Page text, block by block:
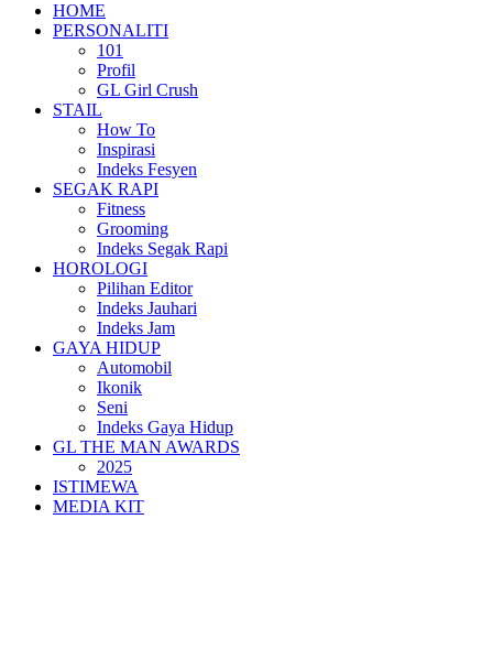
HOME
PERSONALITI
101
Profil
GL Girl Crush
STAIL
How To
Inspirasi
Indeks Fesyen
SEGAK RAPI
Fitness
Grooming
Indeks Segak Rapi
HOROLOGI
Pilihan Editor
Indeks Jauhari
Indeks Jam
GAYA HIDUP
Automobil
Ikonik
Seni
Indeks Gaya Hidup
GL THE MAN AWARDS
2025
ISTIMEWA
MEDIA KIT